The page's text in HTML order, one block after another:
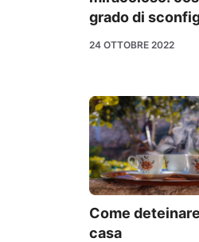
grado di
24 OTTOBRE 2022
Come
casa